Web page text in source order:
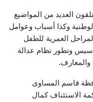
العديد من المواضيع
وكذا أسباب وعوامل
العمرية للطفل
وتطور نظام عدالة
والمعارف.
قاسم المساوى
الاستئناف كمال